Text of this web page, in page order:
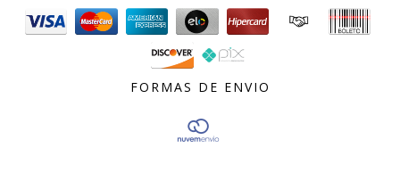
FORMAS DE ENVIO